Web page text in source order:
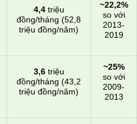
4,4triệu
đồng/tháng (52,8
triệu đồng/năm)
~22,2%
so với
2013-
2019
3,6triệu
đồng/tháng (43,2
triệu đồng/năm)
~25%
so với
2009-
2013